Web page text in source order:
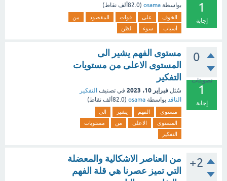
1
إجابة
بواسطة osama
(82.0ألف نقاط)
الخوف على فوات المقصود
من
أسباب
سوء الظن
0
تصويتات
1
إجابة
مستوى الفهم يشير الى
المستوى الاعلى من مستويات
التفكير
سُئل فبراير 10، 2023 في تصنيف التفكير
الناقد بواسطة osama
(82.0ألف نقاط)
مستوى الفهم يشير
الى
المستوى
الاعلى من
مستويات
التفكير
+2
من العناصر الاشكالية والمعضلة
التي تميز عصرنا هي قلة الفهم